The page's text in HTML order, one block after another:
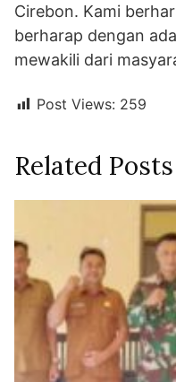
Cirebon. Kami
berharap dengan
mewakili dari
Post Views: 259
Related Posts